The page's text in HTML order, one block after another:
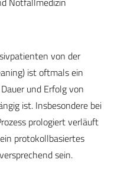
von der
ist oftmals ein
und Erfolg von
ist. Insbesondere bei
prologiert verläuft
protokollbasiertes
sein.